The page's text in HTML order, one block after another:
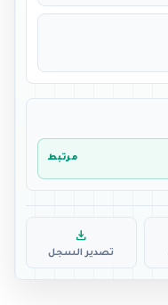
مرتبط
download
تصدير السجل